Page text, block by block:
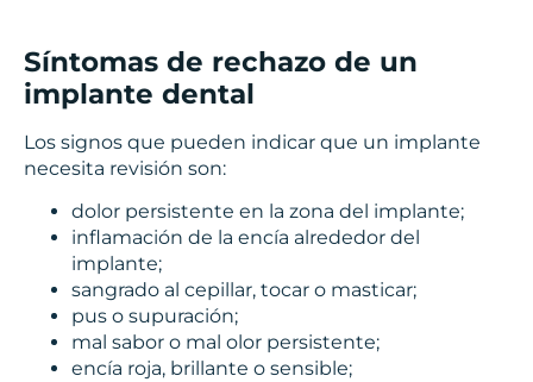
Síntomas de rechazo de un
implante dental
Los signos que pueden indicar que un implante
necesita revisión son:
dolor persistente en la zona del implante;
inflamación de la encía alrededor del
implante;
sangrado al cepillar, tocar o masticar;
pus o supuración;
mal sabor o mal olor persistente;
encía roja, brillante o sensible;